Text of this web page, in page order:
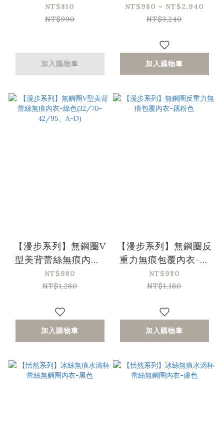
色3入組(M/L)
NT$810
NT$990
加入購物車
色
NT$980 ~ NT$2,940
NT$3,240
加入購物車
【漫步系列】無鋼圈V
型美背蕾絲無痕內衣-
綠色(32/70-42/95、
A-D)
NT$980
NT$1,280
加入購物車
【漫步系列】無鋼圈反
重力無痕包覆內衣-藕
粉色
NT$980
NT$1,180
加入購物車